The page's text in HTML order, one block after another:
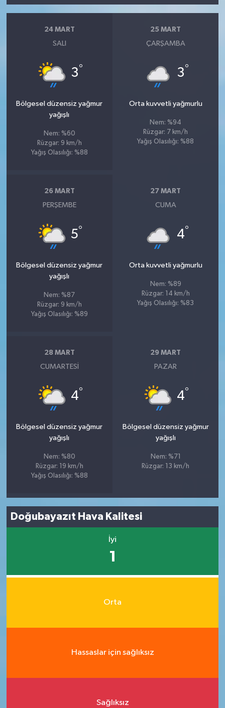
24 MART
SALI
3°
Bölgesel düzensiz yağmur
yağışlı
Nem: %60
Rüzgar: 9 km/h
Yağış Olasılığı: %88
25 MART
ÇARŞAMBA
3°
Orta kuvvetli yağmurlu
Nem: %94
Rüzgar: 7 km/h
Yağış Olasılığı: %88
26 MART
PERŞEMBE
5°
Bölgesel düzensiz yağmur
yağışlı
Nem: %87
Rüzgar: 9 km/h
Yağış Olasılığı: %89
27 MART
CUMA
4°
Orta kuvvetli yağmurlu
Nem: %89
Rüzgar: 14 km/h
Yağış Olasılığı: %83
28 MART
CUMARTESI
4°
Bölgesel düzensiz yağmur
yağışlı
Nem: %80
Rüzgar: 19 km/h
Yağış Olasılığı: %88
29 MART
PAZAR
4°
Bölgesel düzensiz yağmur
yağışlı
Nem: %71
Rüzgar: 13 km/h
Doğubayazıt Hava Kalitesi
İyi
1
Orta
Hassaslar için sağlıksız
Sağlıksız